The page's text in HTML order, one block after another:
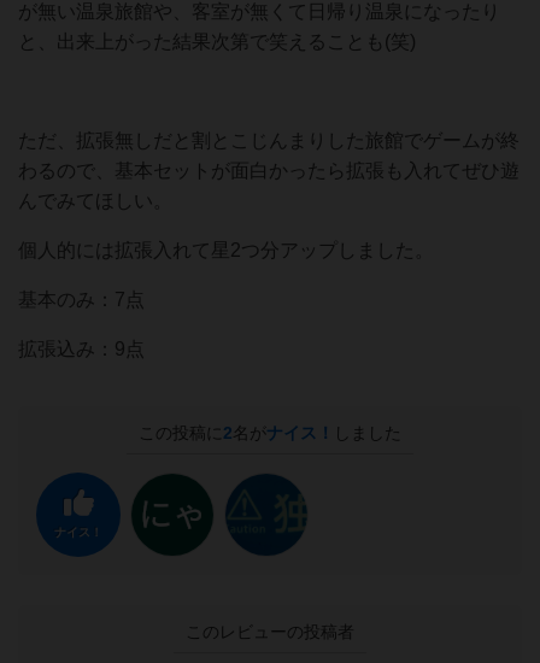
が無い温泉旅館や、客室が無くて日帰り温泉になったり
と、出来上がった結果次第で笑えることも(笑)
ただ、拡張無しだと割とこじんまりした旅館でゲームが終
わるので、基本セットが面白かったら拡張も入れてぜひ遊
んでみてほしい。
個人的には拡張入れて星2つ分アップしました。
基本のみ：7点
拡張込み：9点
この投稿に 2名がナイス！ しました
ナイス！
このレビューの投稿者